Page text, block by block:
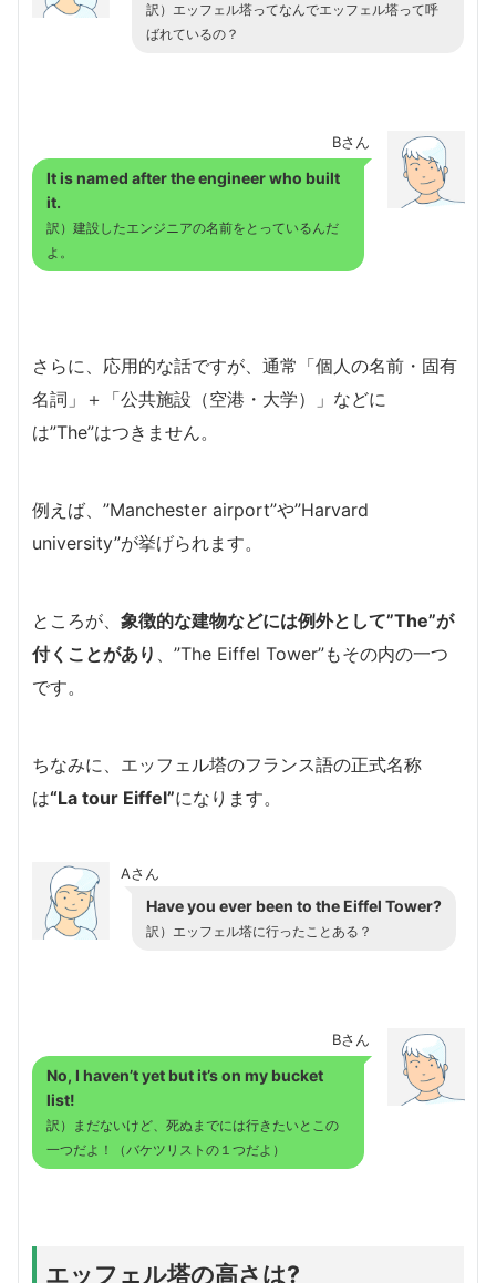
訳）エッフェル塔ってなんでエッフェル塔って呼
ばれているの？
Bさん
It is named after the engineer who built
it.
訳）建設したエンジニアの名前をとっているんだ
よ。
さらに、応用的な話ですが、通常「個人の名前・固有
名詞」＋「公共施設（空港・大学）」などに
は”The”はつきません。
例えば、”Manchester airport”や”Harvard
university”が挙げられます。
ところが、 象徴的な建物などには例外として”The”が
付くことがあり
、”The Eiffel Tower”もその内の一つ
です。
ちなみに、エッフェル塔のフランス語の正式名称
は“La tour Eiffel”になります。
Aさん
Have you ever been to the Eiffel Tower?
訳）エッフェル塔に行ったことある？
Bさん
No, I haven’t yet but it’s on my bucket
list!
訳）まだないけど、死ぬまでには行きたいとこの
一つだよ！（バケツリストの１つだよ）
エッフェル塔の高さは?